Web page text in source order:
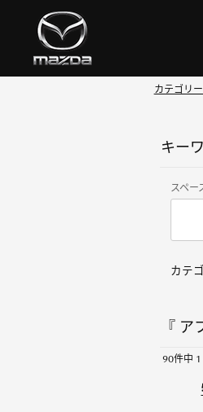
カテゴリ
キー
スペー
カテ
『
90件中